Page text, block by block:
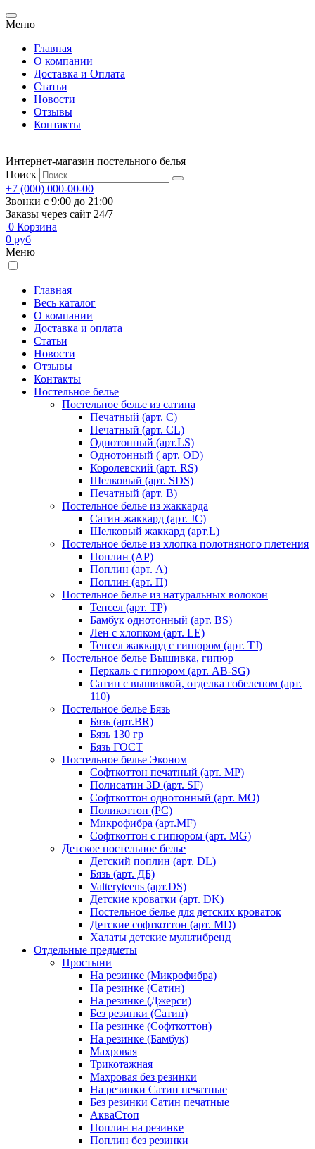
Меню
Главная
О компании
Доставка и Оплата
Статьи
Новости
Отзывы
Контакты
Интернет-магазин постельного белья
Поиск
+7 (000) 000-00-00
Звонки с 9:00 до 21:00
Заказы через сайт 24/7
0 Корзина
0 руб
Меню
Главная
Весь каталог
О компании
Доставка и оплата
Статьи
Новости
Отзывы
Контакты
Постельное белье
Постельное белье из сатина
Печатный (арт. С)
Печатный (арт. СL)
Однотонный (арт.LS)
Однотонный ( арт. OD)
Королевский (арт. RS)
Шелковый (арт. SDS)
Печатный (арт. В)
Постельное белье из жаккарда
Сатин-жаккард (арт. JC)
Шелковый жаккард (арт.L)
Постельное белье из хлопка полотняного плетения
Поплин (AP)
Поплин (арт. А)
Поплин (арт. П)
Постельное белье из натуральных волокон
Тенсел (арт. ТР)
Бамбук однотонный (арт. BS)
Лен с хлопком (арт. LE)
Тенсел жаккард с гипюром (арт. TJ)
Постельное белье Вышивка, гипюр
Перкаль с гипюром (арт. AB-SG)
Сатин с вышивкой, отделка гобеленом (арт.
110)
Постельное белье Бязь
Бязь (арт.BR)
Бязь 130 гр
Бязь ГОСТ
Постельное белье Эконом
Софткоттон печатный (арт. MР)
Полисатин 3D (арт. SF)
Софткоттон однотонный (арт. MO)
Поликоттон (PC)
Микрофибра (арт.MF)
Софткоттон с гипюром (арт. MG)
Детское постельное белье
Детский поплин (арт. DL)
Бязь (арт. ДБ)
Valteryteens (арт.DS)
Детские кроватки (арт. DK)
Постельное белье для детских кроваток
Детские софткоттон (арт. MD)
Халаты детские мультибренд
Отдельные предметы
Простыни
На резинке (Микрофибра)
На резинке (Сатин)
На резинке (Джерси)
Без резинки (Сатин)
На резинке (Софткоттон)
На резинке (Бамбук)
Махровая
Трикотажная
Махровая без резинки
На резинки Сатин печатные
Без резинки Сатин печатные
АкваСтоп
Поплин на резинке
Поплин без резинки